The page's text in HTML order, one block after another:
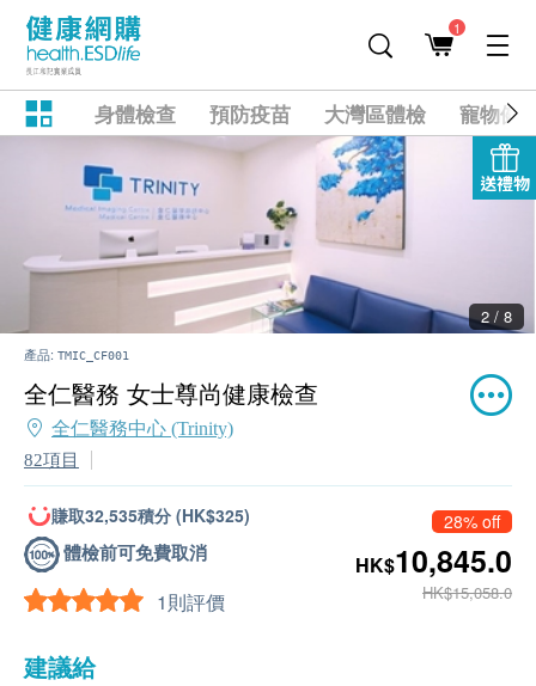
1
身體檢查 預防疫苗 大灣區體檢 寵物健
送禮物
2 / 8
產品: TMIC_CF001
全仁醫務 女士尊尚健康檢查
全仁醫務中心 (Trinity)
82項目
賺取32,535積分 (HK$325)
體檢前可免費取消
1則評價
28% off
HK$10,845.0
HK$15,058.0
建議給